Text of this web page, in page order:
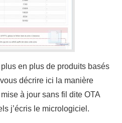
en plus de produits basés
décrire ici la manière
à jour sans fil dite OTA
j’écris le micrologiciel.